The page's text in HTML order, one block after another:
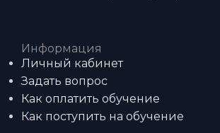
Информация
Личный кабинет
Задать вопрос
Как оплатить обучение
Как поступить на обучение